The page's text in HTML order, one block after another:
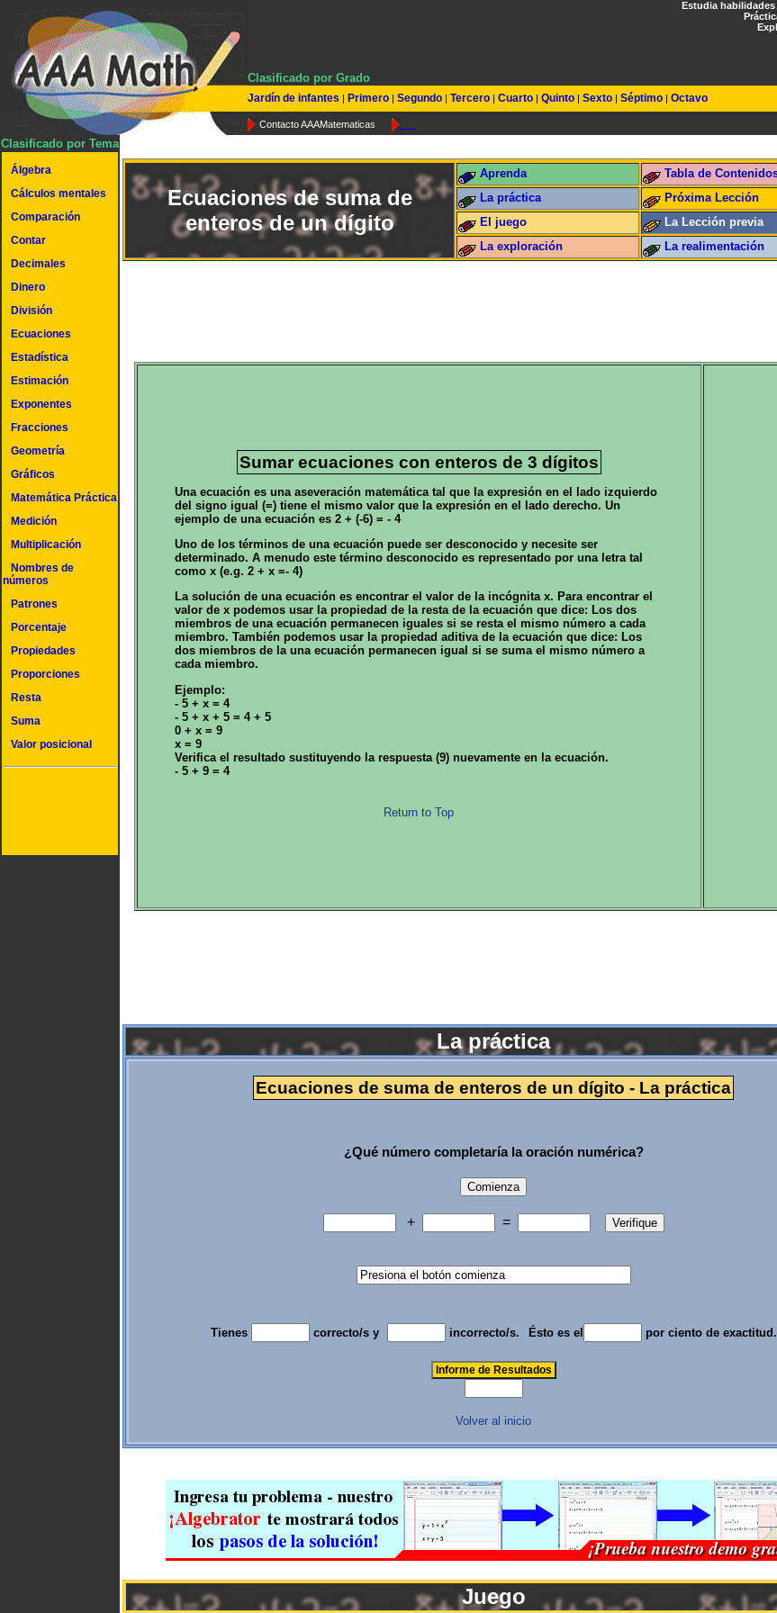
Clasificado por Grado
Estudia
Jardín de infantes | Primero | Segundo | Tercero | Cuarto | Quinto | Sexto | Séptimo | Octavo
Contacto AAAMatematicas
Clasificado por Tema
Álgebra
Cálculos mentales
Comparación
Contar
Decimales
Dinero
División
Ecuaciones
Estadística
Estimación
Exponentes
Fracciones
Geometría
Gráficos
Matemática Práctica
Medición
Multiplicación
Nombres de
números
Patrones
Porcentaje
Propiedades
Proporciones
Resta
Suma
Valor posicional
Ecuaciones de suma de
enteros de un dígito
Aprenda
Tabla de
La práctica
Próxima Lección
El juego
La Lección previa
La exploración
La realimentación
Sumar ecuaciones con enteros de 3 dígitos
Una ecuación es una aseveración matemática tal que la expresión en el lado izquierdo
del signo igual (=) tiene el mismo valor que la expresión en el lado derecho. Un
ejemplo de una ecuación es 2 + (-6) = - 4
Uno de los términos de una ecuación puede ser desconocido y necesite ser
determinado. A menudo este término desconocido es representado por una letra tal
como x (e.g. 2 + x =- 4)
La solución de una ecuación es encontrar el valor de la incógnita x. Para encontrar el
valor de x podemos usar la propiedad de la resta de la ecuación que dice: Los dos
miembros de una ecuación permanecen iguales si se resta el mismo número a cada
miembro. También podemos usar la propiedad aditiva de la ecuación que dice: Los
dos miembros de la una ecuación permanecen igual si se suma el mismo número a
cada miembro.
Ejemplo:
- 5 + x = 4
- 5 + x + 5 = 4 + 5
0 + x = 9
x = 9
Verifica el resultado sustituyendo la respuesta (9) nuevamente en la ecuación.
- 5 + 9 = 4
Return to Top
La práctica
Ecuaciones de suma de enteros de un dígito - La práctica
¿Qué número completaría la oración numérica?
+ =
Tienes correcto/s y incorrecto/s. Ésto es el por ciento de exactitud.
Volver al inicio
Juego